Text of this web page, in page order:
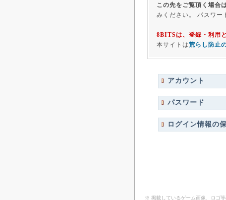
この先をご覧頂く場合
みください。 パスワー
8BITSは、登録・利用
本サイトは荒らし防止
アカウント
パスワード
ログイン情報の
※ 掲載しているゲーム画像、ロゴ等